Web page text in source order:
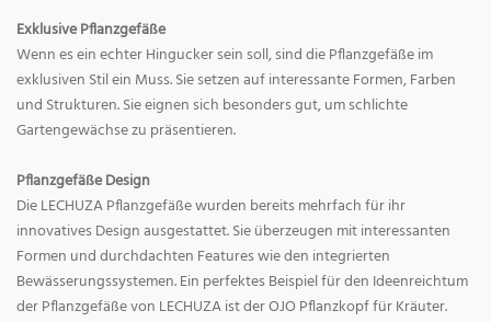
Exklusive Pflanzgefäße
Wenn es ein echter Hingucker sein soll, sind die Pflanzgefäße im
exklusiven Stil ein Muss. Sie setzen auf interessante Formen, Farben
und Strukturen. Sie eignen sich besonders gut, um schlichte
Gartengewächse zu präsentieren.
Pflanzgefäße Design
Die LECHUZA Pflanzgefäße wurden bereits mehrfach für ihr
innovatives Design ausgestattet. Sie überzeugen mit interessanten
Formen und durchdachten Features wie den integrierten
Bewässerungssystemen. Ein perfektes Beispiel für den Ideenreichtum
der Pflanzgefäße von LECHUZA ist der OJO Pflanzkopf für Kräuter.